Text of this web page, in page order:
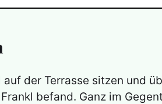
der Terrasse sitzen und
befand. Ganz im